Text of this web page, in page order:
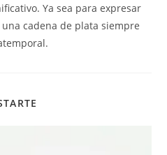
Ya sea para expresar
cadena de plata siempre